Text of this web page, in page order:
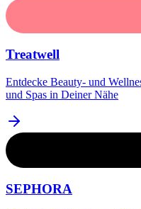
Treatwell
Entdecke Beauty- und
und Spas in Deiner Nähe
SEPHORA